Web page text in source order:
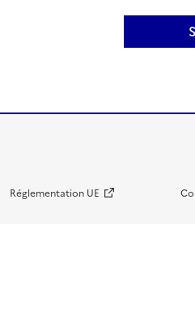
Réglementation UE